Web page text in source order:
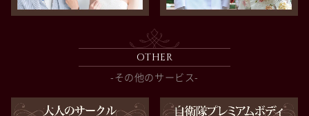
OTHER
-その他のサービス-